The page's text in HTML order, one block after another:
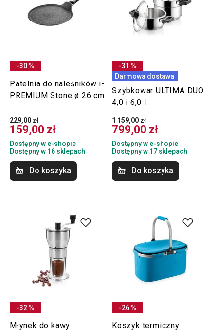
-30 %
Patelnia do naleśników i-
PREMIUM Stone ø 26 cm
229,00 zł
159,00 zł
Dostępny w e-shopie
Dostępny w 16 sklepach
Do koszyka
-31 %
Darmowa dostawa
Szybkowar ULTIMA DUO
4,0 i 6,0 l
1 159,00 zł
799,00 zł
Dostępny w e-shopie
Dostępny w 17 sklepach
Do koszyka
-32 %
Młynek do kawy
-26 %
Koszyk termiczny